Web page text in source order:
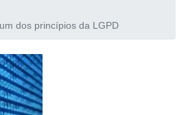
dos princípios da LGPD